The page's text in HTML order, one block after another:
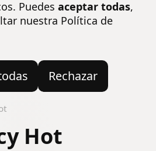
Puedes aceptar todas,
nuestra Política de
Rechazar
Hot